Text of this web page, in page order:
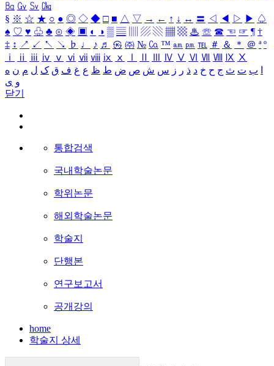
㏃ ㏉ ㏜ ㏆
§ ※ ☆ ★ ○ ● ◎ ◇ ◆ □ ■ △ ▽ → ← ↑ ↓ ↔ 〓 ◁ ◀ ▷ ▶ ♤
♠ ♡ ♥ ♧ ♣ ⊙ ◈ ▣ ◐ ◑ ▒ ▤ ▨ ▧ ▦ ▩ ♨ ☏ ☎ ☜ ☞ ¶ †
‡ ↕ ↗ ↙ ↖ ↘ ♭ ♩ ♪ ♬ ㉿ ㈜ № ㏇ ™ ㏂ ㏘ ℡ ＃ ＆ ＊ ＠ ª º
ⅰ
ⅱ ⅲ ⅳ ⅴ ⅵ ⅶ ⅷ ⅸ ⅹ Ⅳ Ⅴ Ⅵ Ⅶ Ⅷ Ⅸ Ⅹ
ب ت ث ج ح خ د ذ ر ز س ش ص ض ط ظ ع غ ف ق ک ل م ن ه
و ی
닫기
통합검색
국내학술논문
학위논문
해외학술논문
학술지
단행본
연구보고서
공개강의
home
학술지 상세